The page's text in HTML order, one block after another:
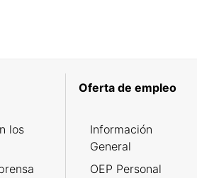
los
Oferta de empleo
Información
General
OEP Personal